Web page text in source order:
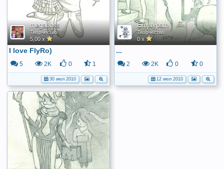
megaboss
Творчество
5,00 x
I love FlyRo)
5 2K 0 1
30 июл 2010
Emptypath
Творчество
0 x
...
2 2K 0 0
12 июл 2010